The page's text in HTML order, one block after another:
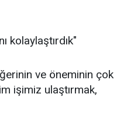
kolaylaştırdık"
ve öneminin çok
işimiz ulaştırmak,